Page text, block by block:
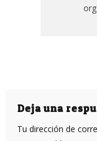
Deja una
Tu dirección de